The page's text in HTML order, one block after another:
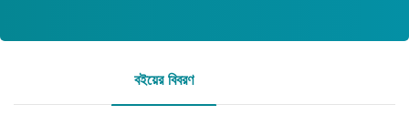
বইয়ের বিবরণ